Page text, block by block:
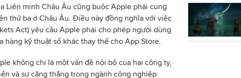
Liên minh Châu Âu cũng buộc Apple phải cung
thứ ba ở Châu Âu. Điều này đồng nghĩa với việc
Act) yêu cầu Apple phải cho phép người dùng
hàng kỹ thuật số khác thay thế cho App Store.
không chỉ là một vấn đề nội bộ của hai công ty,
và sự căng thẳng trong ngành công nghiệp